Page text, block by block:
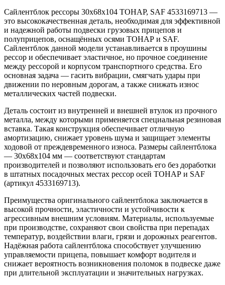
Сайлентблок рессоры 30х68х104 ТОНАР, SAF 4533169713 —
это высококачественная деталь, необходимая для эффективной
и надежной работы подвески грузовых прицепов и
полуприцепов, оснащённых осями ТОНАР и SAF.
Сайлентблок данной модели устанавливается в проушины
рессор и обеспечивает эластичное, но прочное соединение
между рессорой и корпусом транспортного средства. Его
основная задача — гасить вибрации, смягчать удары при
движении по неровным дорогам, а также снижать износ
металлических частей подвески.
Деталь состоит из внутренней и внешней втулок из прочного
металла, между которыми применяется специальная резиновая
вставка. Такая конструкция обеспечивает отличную
амортизацию, снижает уровень шума и защищает элементы
ходовой от преждевременного износа. Размеры сайлентблока
— 30х68х104 мм — соответствуют стандартам
производителей и позволяют использовать его без доработки
в штатных посадочных местах рессор осей ТОНАР и SAF
(артикул 4533169713).
Преимущества оригинального сайлентблока заключается в
высокой прочности, эластичности и устойчивости к
агрессивным внешним условиям. Материалы, используемые
при производстве, сохраняют свои свойства при перепадах
температур, воздействии влаги, грязи и дорожных реагентов.
Надёжная работа сайлентблока способствует улучшению
управляемости прицепа, повышает комфорт водителя и
снижает вероятность возникновения поломок в подвеске даже
при длительной эксплуатации и значительных нагрузках.